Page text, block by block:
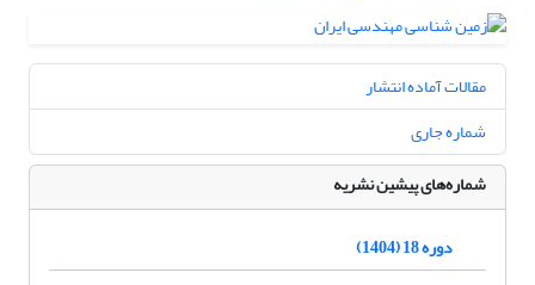
مقالات آماده انتشار
شماره جاری
شماره‌های پیشین نشریه
دوره 18 (1404)